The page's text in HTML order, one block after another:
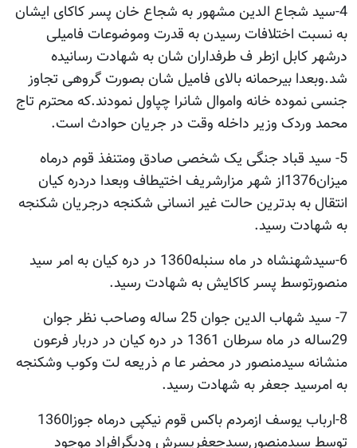
4-سید شجاع الدین مشهور به شجاع خان پسر کاکای ایشان
به نسبت اختلافات رسیدن به قدرت وموضوعات فامیلی
درشهر کابل ازطر ف طرفداران شان به شهادت رسانیده
شد.وبعدا بیرحمانه بالای فامیل شان بصورت گروهی تجاوز
جنسی نموده خانه واموال شانرا چپاول نمودند.که محترم تاج
محمد وردک وزیر داخله وقت در جریان حوادث است.
5- سید قباد جنگی یک شخصی صادق ومتنفذ قوم درماه
میزان1376از شهر مزارشریف اختیطاف وبعدا دردره کیان
انتقال به بدترین حالت غیر انسانی شکنجه درجریان شکنجه
به شهادت رسید.
6-سیدشهنشاه در ماه سنبله1360 در دره کیان به امر سید
منصورتوسط پسر کاکایش به شهادت رسید.
7- سید شهاب الدین جوان 25 ساله وصاحب نظر جوان
29ساله در ماه سرطان 1361 در دره کیان در دربار فرعون
منشانه سیدمنصور در محضر عا م ذریعه لت وکوب وشکنجه
به امرسید جعفر به شهادت رسید.
8-ارباب یوسف ازمردم باکس قوم نیکپی درماه جوزا1360
توسط سیدمنصور,سیدجعفرپسرش ودیگرافراد موجود